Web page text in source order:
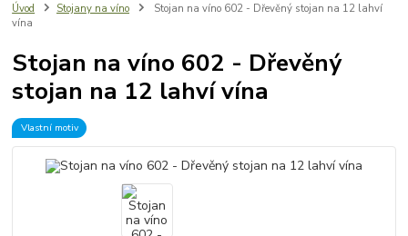
Úvod Stojany na víno
Stojan na víno 602 - Dřevěný stojan na 12 lahví
vína
Stojan na víno 602 - Dřevěný
stojan na 12 lahví vína
Vlastní motiv